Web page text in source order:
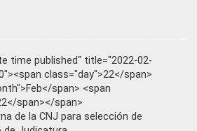
time published" title="2022-02-
class="day">22</span>
span> <span
span></span>
de la CNJ para selección de